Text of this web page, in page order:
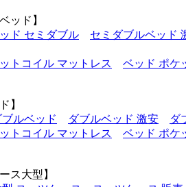
ッド】
ド セミダブル
セミダブルベッド
トコイル マットレス
ベッド ポケ
】
ルベッド ダブルベッド 激安
ダ
トコイル マットレス
ベッド ポケ
ス大型】